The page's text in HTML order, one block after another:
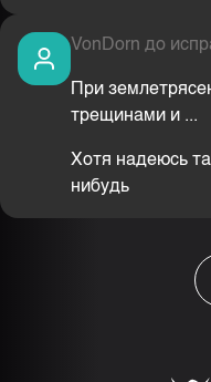
VonDorn до
При
трещинами и ...
Хотя надеюсь
нибудь